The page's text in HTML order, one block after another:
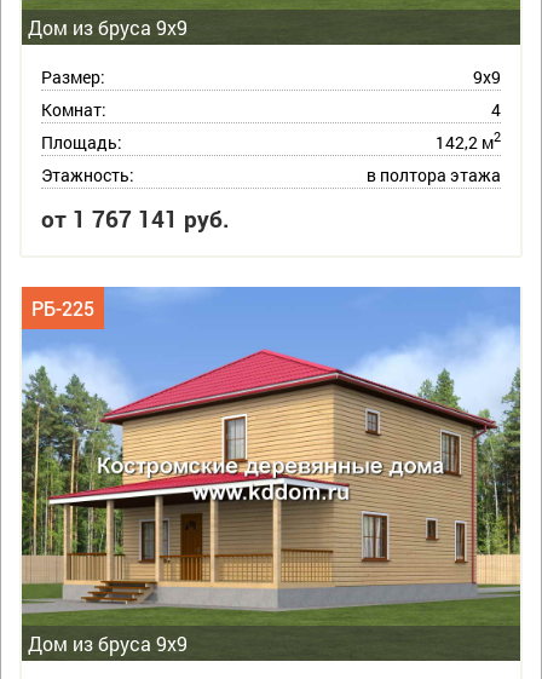
Дом из бруса 9х9
Размер:
9х9
Комнат:
4
Площадь:
142,2 м2
Этажность: в полтора этажа
от 1 767 141 руб.
Дом из бруса 9х9
РБ-225